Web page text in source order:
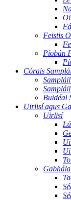
Feistis
Píobán
Córais
Buidéal
Uirlisí agus
Uirlisí